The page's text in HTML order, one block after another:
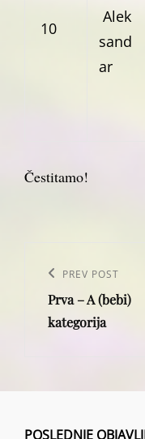
10
Alek
sand
ar
Čestitamo!
navigation
Previous
Post
PREV POST
Prva – A (bebi)
kategorija
POSLEDNJE